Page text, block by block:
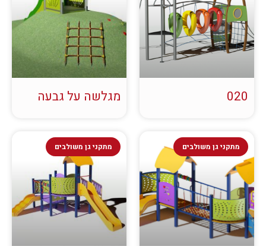
020 מגלשה על גבעה
מתקני גן משולבים מתקני גן משולבים